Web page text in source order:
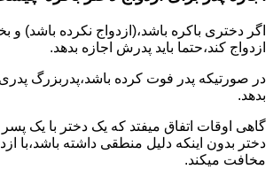
اگر دختری باکره باشد،(ازدواج نکرده باشد) و
ازدواج کند،حتما باید پدرش اجازه بدهد.
در صورتیکه پدر فوت کرده باشد،پدربزرگ پدری
بدهد.
گاهی اوقات اتفاق میفتد که یک دختر با یک
دختر بدون اینکه دلیل منطقی داشته باشد،با
مخافت میکند.